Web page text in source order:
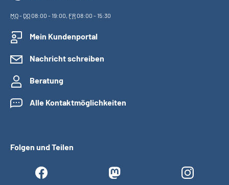
MO- DO08:00 - 19:00, FR08:00 - 15:30
Mein Kundenportal
Nachricht schreiben
Beratung
Alle Kontaktmöglichkeiten
Folgen und Teilen